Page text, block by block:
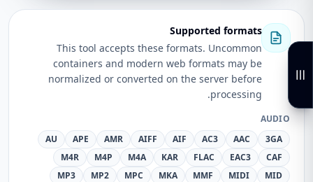
Supported formats
This tool accepts these formats. Uncommon
containers and modern web formats may be
normalized or converted on the server before
processing.
AUDIO
3GA
AAC
AC3
AIF
AIFF
AMR
APE
AU
CAF
EAC3
FLAC
KAR
M4A
M4P
M4R
MID
MIDI
MMF
MKA
MPC
MP2
MP3